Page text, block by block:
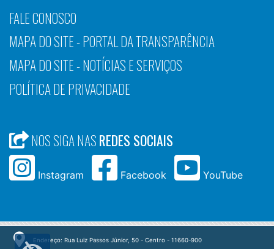
FALE CONOSCO
MAPA DO SITE - PORTAL DA TRANSPARÊNCIA
MAPA DO SITE - NOTÍCIAS E SERVIÇOS
POLÍTICA DE PRIVACIDADE
NOS SIGA NASREDES SOCIAIS
Instagram Facebook YouTube
Endereço: Rua Luiz Passos Júnior, 50 - Centro - 11660-900